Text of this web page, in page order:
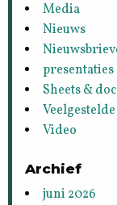
Media
Nieuws
Sheets &
Video
Archief
juni 2026